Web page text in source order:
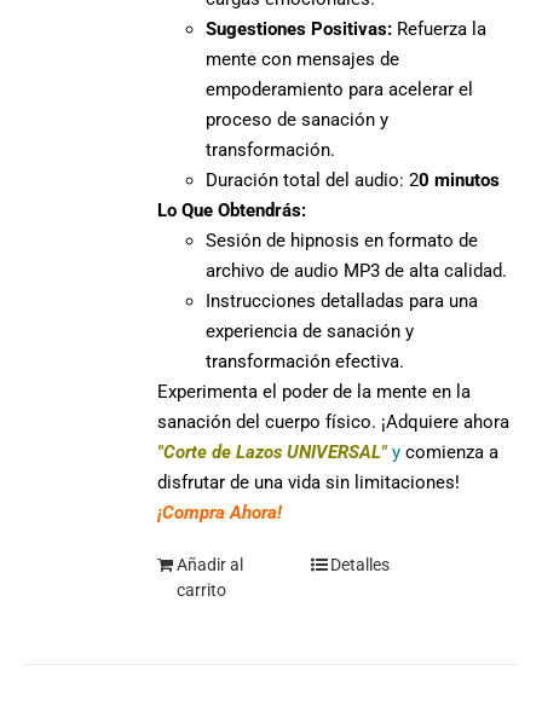
Sugestiones Positivas: Refuerza la
mente con mensajes de
empoderamiento para acelerar el
proceso de sanación y
transformación.
Duración total del audio: 20 minutos
Lo Que Obtendrás:
Sesión de hipnosis en formato de
archivo de audio MP3 de alta calidad.
Instrucciones detalladas para una
experiencia de sanación y
transformación efectiva.
Experimenta el poder de la mente en la
sanación del cuerpo físico. ¡Adquiere ahora
"Corte de Lazos UNIVERSAL"y comienza a
disfrutar de una vida sin limitaciones!
¡Compra Ahora!
Añadir al
carrito
Detalles